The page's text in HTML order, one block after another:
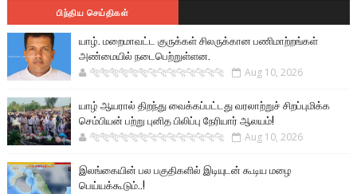
பிந்திய செய்திகள்
யாழ். மறைமாவட்ட குருக்கள் சிலருக்கான பணிமாற்றங்கள்
அண்மையில் நடைபெற்றுள்ளன.
🐅🐅🐅🐅🐅🐅🐆🐆🐆🐆🐆🐆🐆🐆 Aug 10, 2026
யாழ் ஆயரால் திறந்து வைக்கப்பட்டது வரலாற்றுச் சிறப்புமிக்க
செம்பியன் பற்று புனித பிலிப்பு நேரியார் ஆலயம்!
🐅🐅🐅🐅🐅🐅🐆🐆🐆🐆🐆🐆🐆🐆 Aug 10, 2026
இலங்கையின் பல பகுதிகளில் இடியுடன் கூடிய மழை
பெய்யக்கூடும்..!